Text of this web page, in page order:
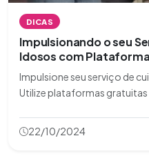
DICAS
Impulsionando o seu
Idosos com
Impulsione seu serviço de
Utilize plataformas gratuitas
22/10/2024